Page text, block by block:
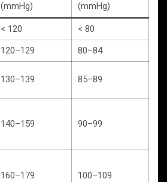
(mmHg)
(mmHg)
< 120
< 80
120–129
80–84
130–139 85–89
140–159 90–99
160–179 100–109